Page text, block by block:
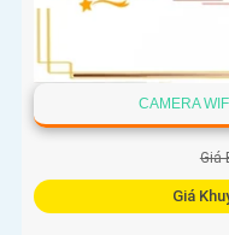
CAMERA
Giá
Giá